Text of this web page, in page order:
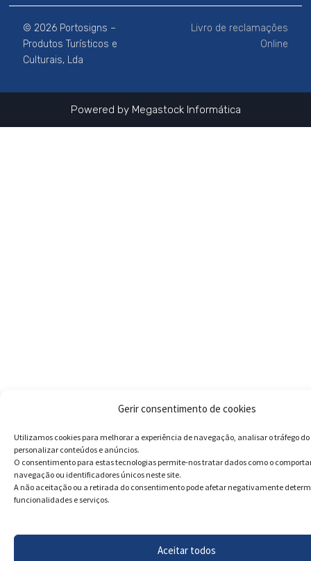
Gerir consentimento de cookies
Utilizamos cookies para melhorar a experiência de navegação, analisar o tráfego do
personalizar conteúdos e anúncios.
O consentimento para estas tecnologias permite-nos tratar dados como o
navegação ou identificadores únicos neste site.
A não aceitação ou a retirada do consentimento pode afetar negativamente
funcionalidades e serviços.
Aceitar todos
e
b
o
o
k
t
a
g
r
a
m
© 2026 Portosigns –
Produtos Turísticos e
Culturais, Lda
Livro de reclamações
Online
Powered by Megastock Informática